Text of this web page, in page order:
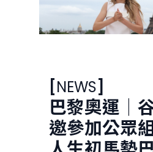
[NEWS]
巴黎奧運｜
邀參加公眾